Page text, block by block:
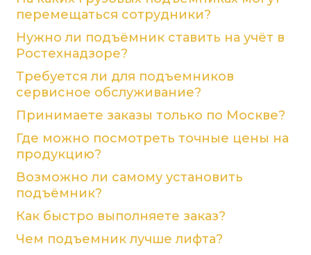
перемещаться сотрудники?
Нужно ли подъёмник ставить на учёт в
Ростехнадзоре?
Требуется ли для подъемников
сервисное обслуживание?
Принимаете заказы только по Москве?
Где можно посмотреть точные цены на
продукцию?
Возможно ли самому установить
подъёмник?
Как быстро выполняете заказ?
Чем подъемник лучше лифта?